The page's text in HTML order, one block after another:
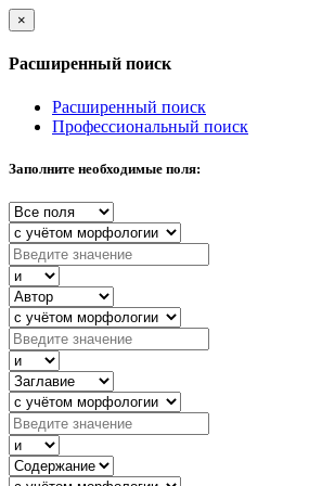
×
Расширенный поиск
Расширенный поиск
Профессиональный поиск
Заполните необходимые поля: